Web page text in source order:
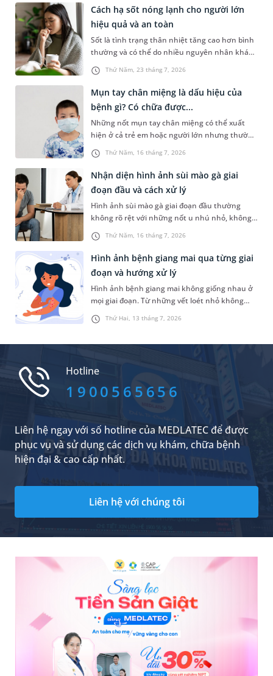
thư gan nếu không được phát hiện và điều trị
kịp thời. Hưởng ứng Ngày Viêm gan Thế giới
(28/7) với thông điệp "Bảo vệ lá gan khỏe
mạnh", Hệ thống Y tế MEDLATEC triển khai
chương trình ưu đãi đặc biệt, diễn ra từ nay
đến ngày 15/8/2026 tại hệ thống khám chữa
Thứ Năm, 23 tháng 7, 2026
Cách hạ sốt nóng lạnh cho người lớn
hiệu quả và an toàn
Sốt là tình trạng thân nhiệt tăng cao hơn bình
thường và có thể do nhiều nguyên nhân khác
nhau gây ra. Ở nhiều trường hợp người bị sốt
có thể gặp phải những vấn đề nghiêm trọng
nếu không được chăm sóc và xử trí đúng cách.
Dưới đây là những gợi ý về cách hạ sốt nóng
lạnh cho người lớn an toàn và hiệu quả.
Thứ Năm, 16 tháng 7, 2026
Mụn tay chân miệng là dấu hiệu của
bệnh gì? Có chữa được...
Những nốt mụn tay chân miệng có thể xuất
hiện ở cả trẻ em hoặc người lớn nhưng thường
gặp nhất là trẻ dưới 5 tuổi. Tình trạng này
khiến nhiều người lo lắng không biết đó là
bệnh lý nào và có nguy hiểm hay không. Bài
viết sau đây sẽ chia sẻ thông tin chi tiết hơn về
tình trạng này để bạn đọc tham khảo.
Thứ Năm, 16 tháng 7, 2026
Nhận diện hình ảnh sùi mào gà giai
đoạn đầu và cách xử lý
Hình ảnh sùi mào gà giai đoạn đầu thường
không rõ rệt với những nốt u nhú nhỏ, không
gây đau hay ngứa nên rất dễ bị người bệnh bỏ
qua. Nhưng thực tế, việc nắm được các dấu
hiệu đặc trưng của bệnh ngay từ giai đoạn đầu
sẽ giúp người bệnh chủ động thăm khám, điều
trị kịp thời để tránh biến chứng và hạn chế
nguy cơ lây nhiễm cho người khác.
Thứ Hai, 13 tháng 7, 2026
Hình ảnh bệnh giang mai qua từng giai
đoạn và hướng xử lý
Hình ảnh bệnh giang mai không giống nhau ở
mọi giai đoạn. Từ những vết loét nhỏ không
đau ban đầu đến các tổn thương lan tỏa trên
da và niêm mạc, mỗi giai đoạn của bệnh đều có
Hotline
1900565656
Liên hệ ngay với số hotline của MEDLATEC để được
phục vụ và sử dụng các dịch vụ khám, chữa bệnh
hiện đại & cao cấp nhất.
Liên hệ với chúng tôi